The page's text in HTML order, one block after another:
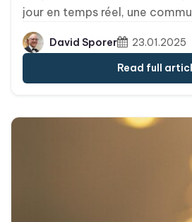
jour en temps réel, une
instantanée et des
Cet article aborde leur
fonctionnalités avancées
NFC, et la manière dont ils
qu'aux invités. Découvrez
du personnel, des tests
options de billetterie flexibles
intégrations d'Passcreator
réussite. Les pass Wallet ne
billets : ils constituent une
David Sporer
23.01.2025
Read full